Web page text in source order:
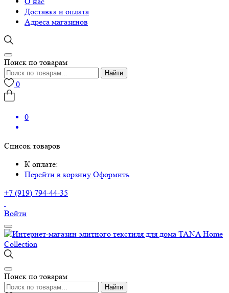
Доставка и оплата
Адреса магазинов
Поиск по товарам
Найти
0
0
Список товаров
К оплате:
Перейти в корзину Оформить
+7 (919) 794-44-35
Войти
Поиск по товарам
Найти